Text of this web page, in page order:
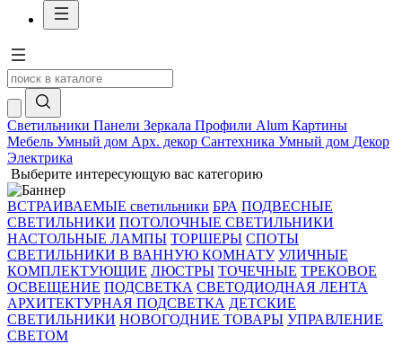
Светильники Панели Зеркала Профили Alum Картины
Мебель Умный дом Арх. декор Сантехника Умный дом Декор
Электрика
Выберите интересующую вас категорию
ВСТРАИВАЕМЫЕ светильники БРА ПОДВЕСНЫЕ
СВЕТИЛЬНИКИ ПОТОЛОЧНЫЕ СВЕТИЛЬНИКИ
НАСТОЛЬНЫЕ ЛАМПЫ ТОРШЕРЫ СПОТЫ
СВЕТИЛЬНИКИ В ВАННУЮ КОМНАТУ УЛИЧНЫЕ
КОМПЛЕКТУЮЩИЕ ЛЮСТРЫ ТОЧЕЧНЫЕ ТРЕКОВОЕ
ОСВЕЩЕНИЕ ПОДСВЕТКА СВЕТОДИОДНАЯ ЛЕНТА
АРХИТЕКТУРНАЯ ПОДСВЕТКА ДЕТСКИЕ
СВЕТИЛЬНИКИ НОВОГОДНИЕ ТОВАРЫ УПРАВЛЕНИЕ
СВЕТОМ